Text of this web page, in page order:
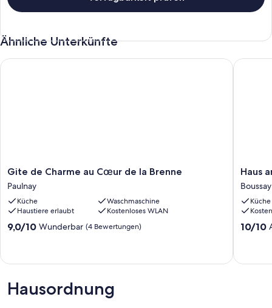
Ähnliche Unterkünfte
Gite
de
Charme
au
Cœur
de
Gite de Charme au Cœur de la Brenne
Paulnay
Küche
Waschmaschine
Haustiere erlaubt
Kostenloses WLAN
9.0
Bewertungen)
9,0/10 Wunderbar (4 Bewertungen)
Gite de Charme au Cœur de la Brenne
Haus
am
Fluss
Charme
Boussay
Haus
Boussay
Küche
10.0
10/10
Haus
Hausordnung